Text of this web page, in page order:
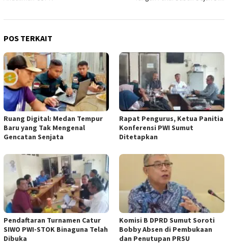
POS TERKAIT
Ruang Digital: Medan Tempur
Baru yang Tak Mengenal
Gencatan Senjata
Rapat Pengurus, Ketua Panitia
Konferensi PWI Sumut
Ditetapkan
Pendaftaran Turnamen Catur
SIWO PWI-STOK Binaguna Telah
Dibuka
Komisi B DPRD Sumut Soroti
Bobby Absen di Pembukaan
dan Penutupan PRSU